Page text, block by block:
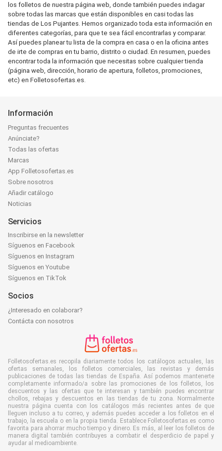
los folletos de nuestra página web, donde también puedes indagar
sobre todas las marcas que están disponibles en casi todas las
tiendas de Los Pujantes. Hemos organizado toda esta información en
diferentes categorías, para que te sea fácil encontrarlas y comparar.
Así puedes planear tu lista de la compra en casa o en la oficina antes
de irte de compras en tu barrio, distrito o ciudad. En resumen, puedes
encontrar toda la información que necesitas sobre cualquier tienda
(página web, dirección, horario de apertura, folletos, promociones,
etc) en Folletosofertas.es.
Información
Preguntas frecuentes
Anúnciate?
Todas las ofertas
Marcas
App Folletosofertas.es
Sobre nosotros
Añadir catálogo
Noticias
Servicios
Inscribirse en la newsletter
Síguenos en Facebook
Síguenos en Instagram
Síguenos en Youtube
Síguenos en TikTok
Socios
¿Interesado en colaborar?
Contácta con nosotros
Folletosofertas.es recopila diariamente todos los catálogos actuales, las
ofertas semanales, los folletos comerciales, las revistas y demás
publicaciones de todas las tiendas de España. Así podemos mantenerte
completamente informado/a sobre las promociones de los folletos, los
descuentos y las ofertas que te interesan y también puedes encontrar
chollos, rebajas y descuentos en las tiendas de tu zona. Normalmente
nuestra página cuenta con los catálogos más recientes antes de que
lleguen incluso a tu correo, y además puedes acceder a los folletos en el
trabajo, la escuela o en la propia tienda. Establece Folletosofertas.es como
favorita para ahorrar mucho tiempo y dinero. Es más, al leer los folletos de
manera digital también contribuyes a combatir el desperdicio de papel y
ayudar al medioambiente.